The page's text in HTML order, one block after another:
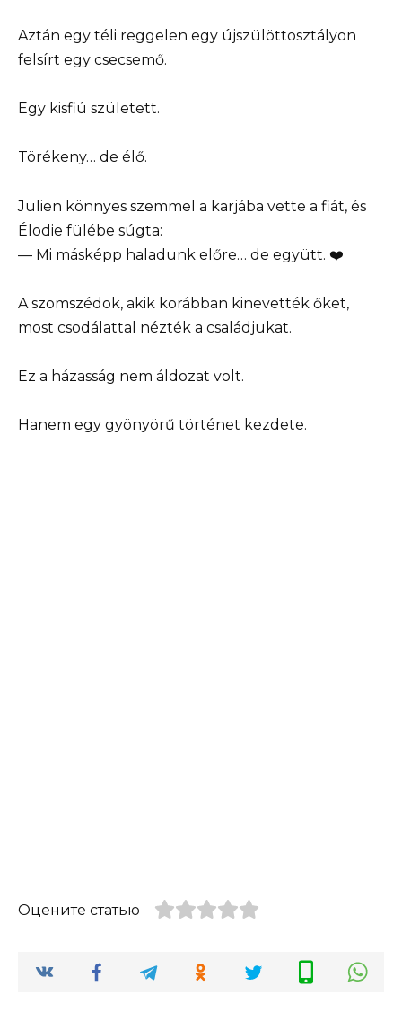
Aztán egy téli reggelen egy újszülöttosztályon
felsírt egy csecsemő.
Egy kisfiú született.
Törékeny… de élő.
Julien könnyes szemmel a karjába vette a fiát, és
Élodie fülébe súgta:
— Mi másképp haladunk előre… de együtt. ❤️
A szomszédok, akik korábban kinevették őket,
most csodálattal nézték a családjukat.
Ez a házasság nem áldozat volt.
Hanem egy gyönyörű történet kezdete.
Оцените статью